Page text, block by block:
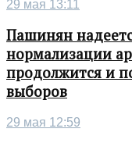
29 мая 13:11
Пашинян
нормализации
продолжится и
выборов
29 мая 12:59